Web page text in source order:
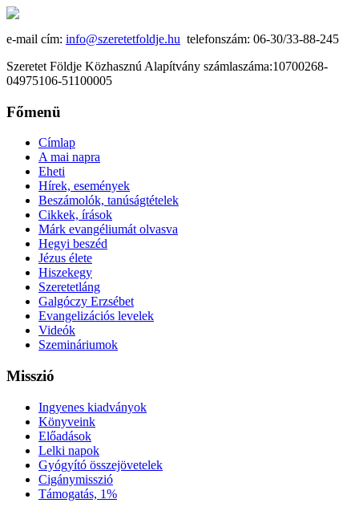
e-mail cím: info@szeretetfoldje.hu telefonszám: 06-30/33-88-245
Szeretet Földje Közhasznú Alapítvány számlaszáma:10700268-
04975106-51100005
Főmenü
Címlap
A mai napra
Eheti
Hírek, események
Beszámolók, tanúságtételek
Cikkek, írások
Márk evangéliumát olvasva
Hegyi beszéd
Jézus élete
Hiszekegy
Szeretetláng
Galgóczy Erzsébet
Evangelizációs levelek
Videók
Szemináriumok
Misszió
Ingyenes kiadványok
Könyveink
Előadások
Lelki napok
Gyógyító összejövetelek
Cigánymisszió
Támogatás, 1%